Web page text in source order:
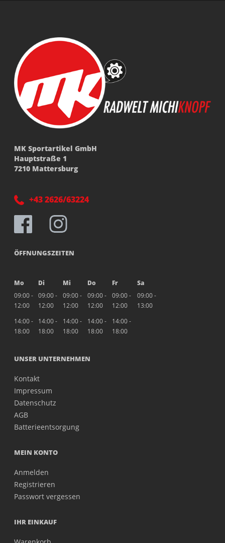
MK Sportartikel GmbH
Hauptstraße 1
7210 Mattersburg
+43 2626/63224
ÖFFNUNGSZEITEN
Mo Di Mi Do Fr
Sa
09:00 -
12:00
09:00 -
12:00
09:00 -
12:00
09:00 -
12:00
09:00 -
12:00
09:00 -
13:00
14:00 -
18:00
14:00 -
18:00
14:00 -
18:00
14:00 -
18:00
14:00 -
18:00
UNSER UNTERNEHMEN
Kontakt
Impressum
Datenschutz
AGB
Batterieentsorgung
MEIN KONTO
Anmelden
Registrieren
Passwort vergessen
IHR EINKAUF